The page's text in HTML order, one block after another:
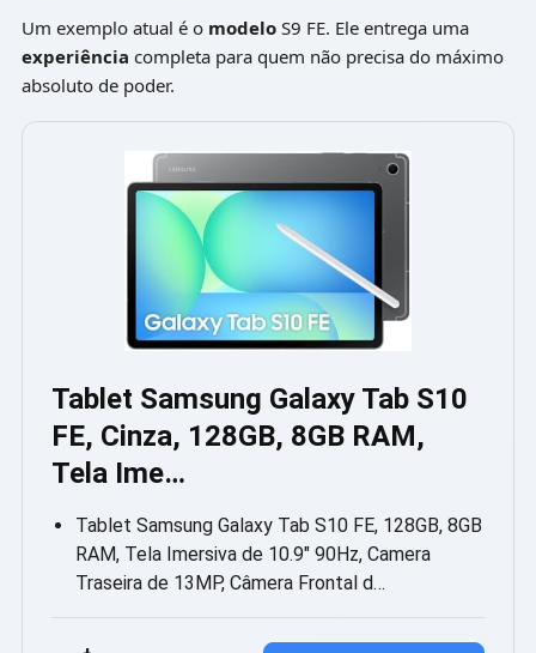
Um exemplo atual é o modeloS9 FE. Ele entrega uma
experiência completa para quem não precisa do máximo
absoluto de poder.
Tablet Samsung Galaxy Tab S10
FE, Cinza, 128GB, 8GB RAM,
Tela Ime…
Tablet Samsung Galaxy Tab S10 FE, 128GB, 8GB
RAM, Tela Imersiva de 10.9″ 90Hz, Camera
Traseira de 13MP, Câmera Frontal d…